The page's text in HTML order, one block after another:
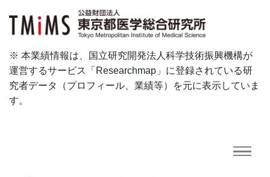
※ 本業績情報は、国立研究開発法人科学技術振興機構が
運営するサービス「Researchmap」に登録されている研
究者データ（プロフィール、業績等）を元に表示していま
す。